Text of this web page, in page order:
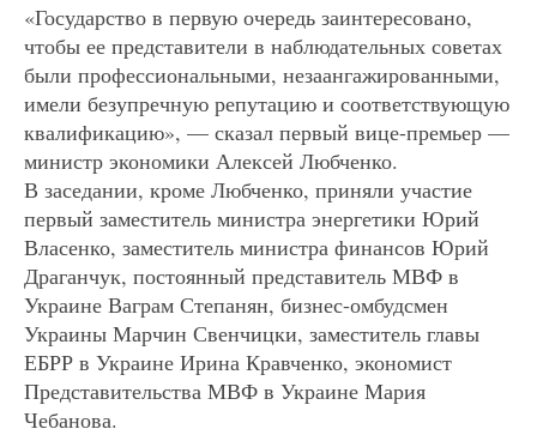
«Государство в первую очередь заинтересовано,
чтобы ее представители в наблюдательных советах
были профессиональными, незаангажированными,
имели безупречную репутацию и соответствующую
квалификацию», — сказал первый вице-премьер —
министр экономики Алексей Любченко.
В заседании, кроме Любченко, приняли участие
первый заместитель министра энергетики Юрий
Власенко, заместитель министра финансов Юрий
Драганчук, постоянный представитель МВФ в
Украине Ваграм Степанян, бизнес-омбудсмен
Украины Марчин Свенчицки, заместитель главы
ЕБРР в Украине Ирина Кравченко, экономист
Представительства МВФ в Украине Мария
Чебанова.